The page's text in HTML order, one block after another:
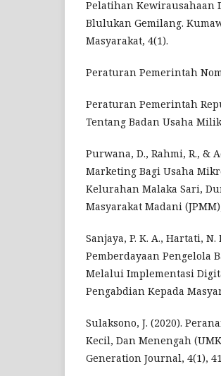
Pelatihan Kewirausahaan
Blulukan Gemilang.
Masyarakat, 4(1).
Peraturan Pemerintah
Peraturan Pemerintah
Tentang Badan Usaha
Purwana, D., Rahmi, R., &
Marketing Bagi Usaha
Kelurahan Malaka Sari,
Masyarakat Madani
Sanjaya, P. K. A., Hartati, N.
Pemberdayaan Pengelola
Melalui Implementasi
Pengabdian Kepada
Sulaksono, J. (2020).
Kecil, Dan Menengah
Generation Journal, 4(1),